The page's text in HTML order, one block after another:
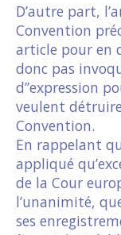
D’autre part,
Convention
article pour en
donc pas
d’’expression
veulent
Convention.
En rappelant
appliqué
de la Cour
l’unanimité,
ses